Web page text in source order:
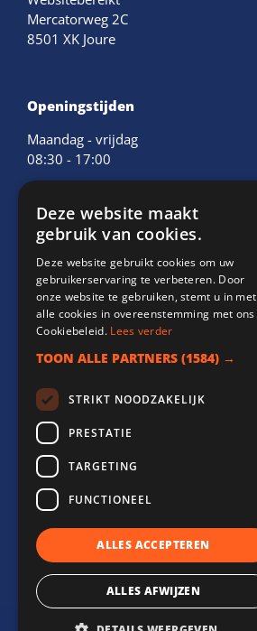
Mercatorweg 2C
8501 XK Joure
Openingstijden
Maandag - vrijdag
08:30 - 17:00
Support
info@websitebereikt.nl
085-8209770
Onderdeel van
| Website ontwikkeling door
Deze website maakt
gebruik van cookies.
Deze website gebruikt cookies om uw
gebruikerservaring te verbeteren. Door
onze website te gebruiken, stemt u in met
alle cookies in overeenstemming met ons
Cookiebeleid. Lees verder
TOON ALLE PARTNERS (1584) →
STRIKT NOODZAKELIJK
PRESTATIE
TARGETING
FUNCTIONEEL
ALLES ACCEPTEREN
ALLES AFWIJZEN